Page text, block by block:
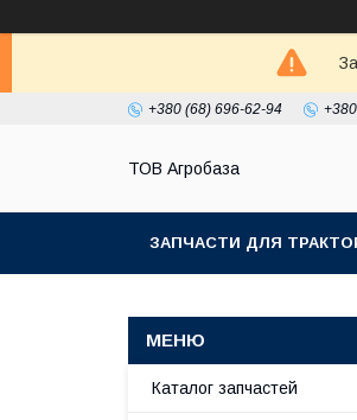
+380 (68) 696-62-94
ТОВ Агробаза
ЗАПЧАСТИ ДЛЯ
Каталог запчастей